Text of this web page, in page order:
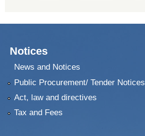
Notices
News and Notices
Public Procurement/ Tender Notices
Act, law and directives
Tax and Fees